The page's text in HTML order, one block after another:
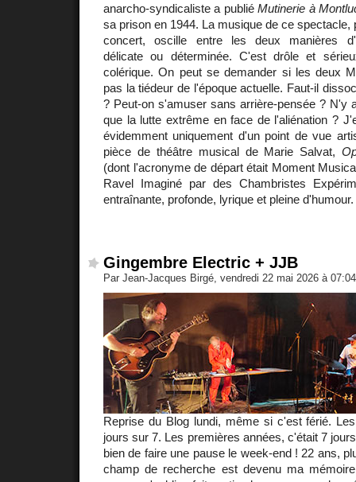
anarcho-syndicaliste a publiéMutinerie à
sa prison en 1944. La musique de ce spectacle,
concert, oscille entre les deux manières
délicate ou déterminée. C'est drôle et
colérique. On peut se demander si les deux
pas la tiédeur de l'époque actuelle. Faut-il
? Peut-on s'amuser sans arrière-pensée ? N'y
que la lutte extrême en face de l'aliénation ?
évidemment uniquement d'un point de vue
pièce de théâtre musical de Marie Salvat,
(dont l'acronyme de départ était Moment
Ravel Imaginé par des Chambristes
entraînante, profonde, lyrique et pleine d'humour.
Gingembre Electric + JJB
Par Jean-Jacques Birgé, vendredi 22 mai 2026 à
Reprise du Blog lundi, même si c'est férié.
jours sur 7. Les premières années, c'était 7
bien de faire une pause le week-end ! 22 ans,
champ de recherche est devenu ma